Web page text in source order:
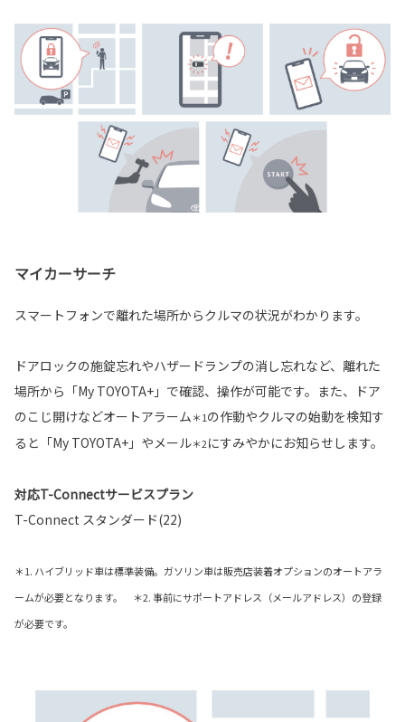
マイカーサーチ
スマートフォンで離れた場所からクルマの状況がわかります。
ドアロックの施錠忘れやハザードランプの消し忘れなど、離れた
場所から「My TOYOTA+」で確認、操作が可能です。また、ドア
のこじ開けなどオートアラーム＊1の作動やクルマの始動を検知す
ると「My TOYOTA+」やメール＊2にすみやかにお知らせします。
対応T-Connectサービスプラン
T-Connect スタンダード(22)
＊1. ハイブリッド車は標準装備。ガソリン車は販売店装着オプションのオートアラ
ームが必要となります。 ＊2. 事前にサポートアドレス（メールアドレス）の登録
が必要です。